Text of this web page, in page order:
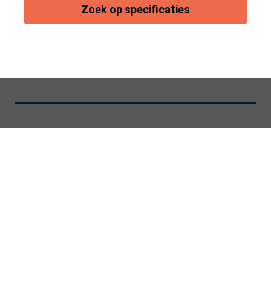
Zoek op specificaties